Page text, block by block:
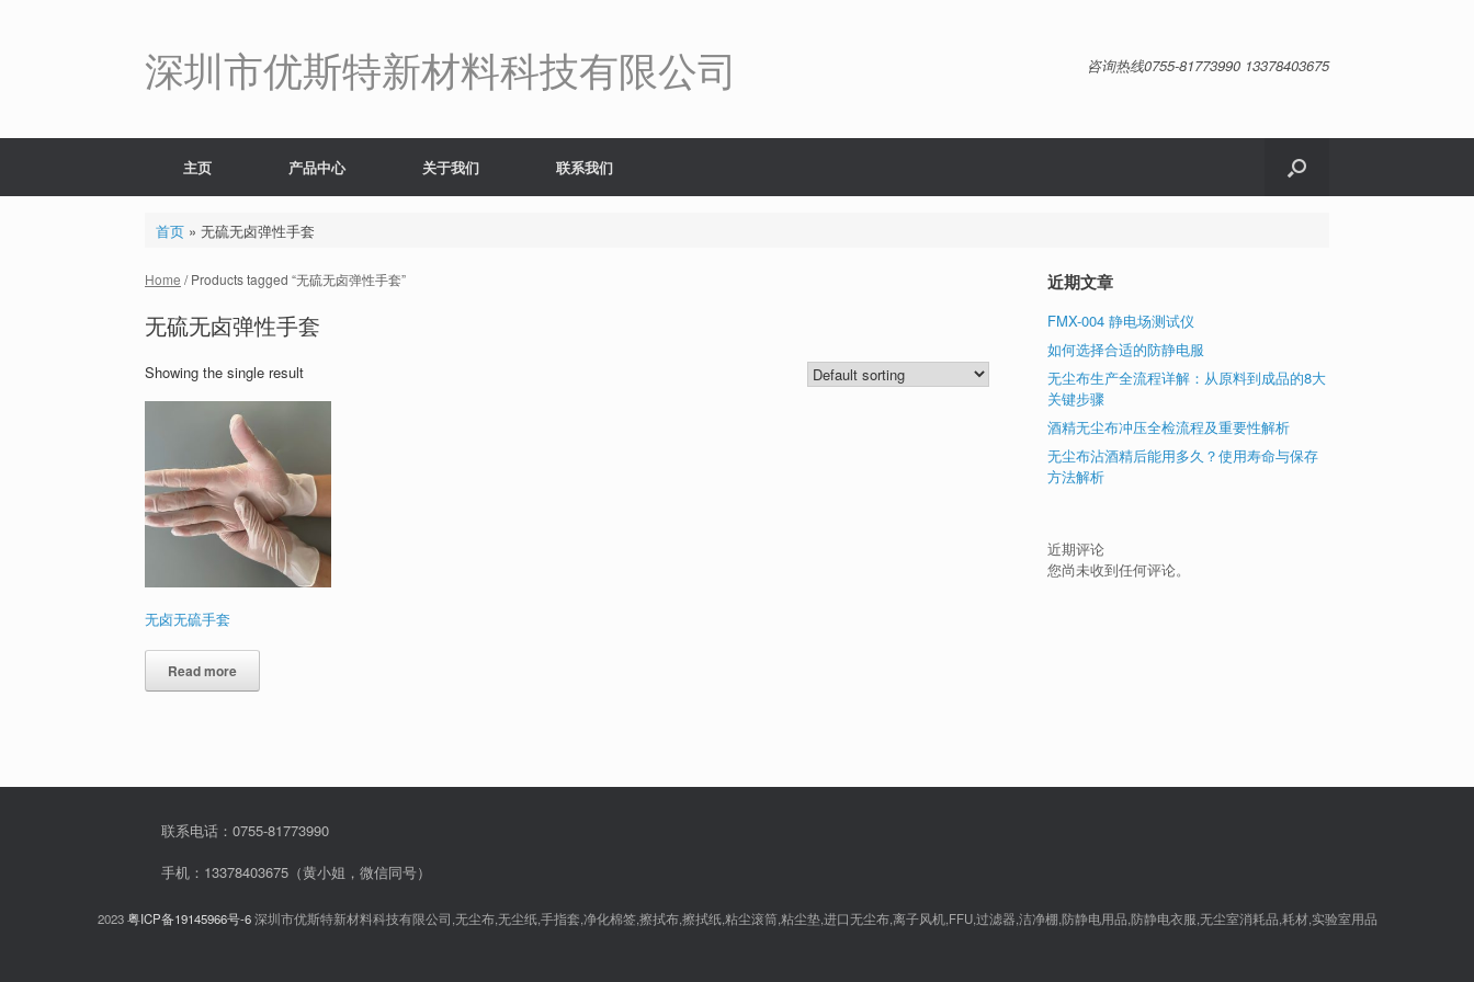
深圳市优斯特新材料科技有限公司 咨询热线0755-81773990 13378403675
主页 产品中心 关于我们 联系我们
首页» 无硫无卤弹性手套
Home / Products tagged “无硫无卤弹性手套”
无硫无卤弹性手套
Showing the single result
无卤无硫手套
Read more
近期文章
FMX-004 静电场测试仪
如何选择合适的防静电服
无尘布生产全流程详解：从原料到成品的8大
关键步骤
酒精无尘布冲压全检流程及重要性解析
无尘布沾酒精后能用多久？使用寿命与保存
方法解析
近期评论
您尚未收到任何评论。
联系电话：0755-81773990
手机：13378403675（黄小姐，微信同号）
2023粤ICP备19145966号-6深圳市优斯特新材料科技有限公司,无尘布,无尘纸,手指套,净化棉签,擦拭布,擦拭纸,粘尘滚筒,粘尘垫,进口无尘布,离子风机,FFU,过滤器,洁净棚,防静电用品,防静电衣服,无尘室消耗品,耗材,实验室用品